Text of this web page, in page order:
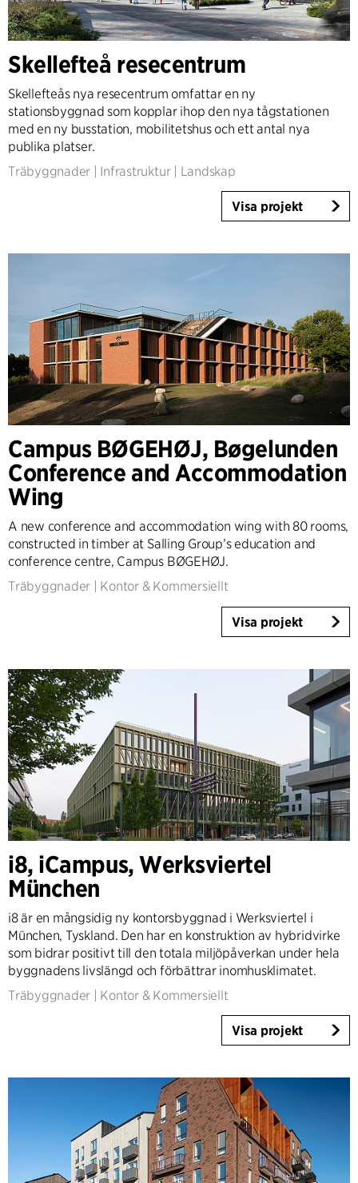
Skellefteå resecentrum
Skellefteås nya resecentrum omfattar en ny
stationsbyggnad som kopplar ihop den nya tågstationen
med en ny busstation, mobilitetshus och ett antal nya
publika platser.
Träbyggnader
Infrastruktur| Landskap
Visa projekt
Campus BØGEHØJ, Bøgelunden
Conference and Accommodation
Wing
A new conference and accommodation wing with 80 rooms,
constructed in timber at Salling Group’s education and
conference centre, Campus BØGEHØJ.
Träbyggnader
Kontor & Kommersiellt
Visa projekt
i8, iCampus, Werksviertel
München
i8 är en mångsidig ny kontorsbyggnad i Werksviertel i
München, Tyskland. Den har en konstruktion av hybridvirke
som bidrar positivt till den totala miljöpåverkan under hela
byggnadens livslängd och förbättrar inomhusklimatet.
Träbyggnader
Kontor & Kommersiellt
Visa projekt